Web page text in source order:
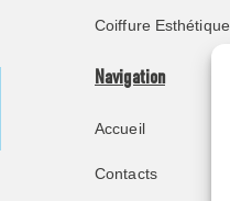
Coiffure Esthétique
Navigation
Accueil
Contacts